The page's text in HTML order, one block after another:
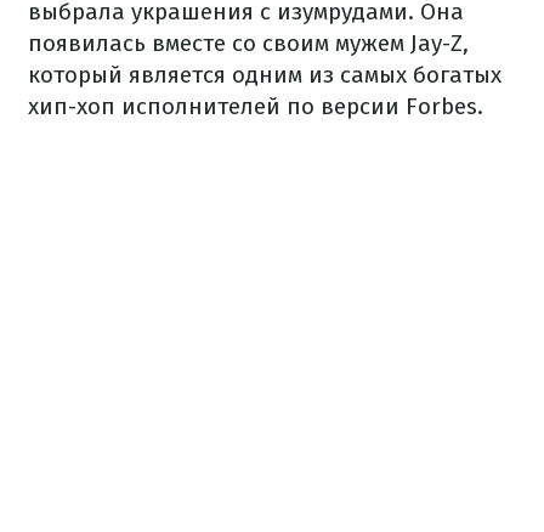
выбрала украшения с изумрудами. Она
появилась вместе со своим мужем Jay-Z,
который является одним из самых богатых
хип-хоп исполнителей по версии Forbes.